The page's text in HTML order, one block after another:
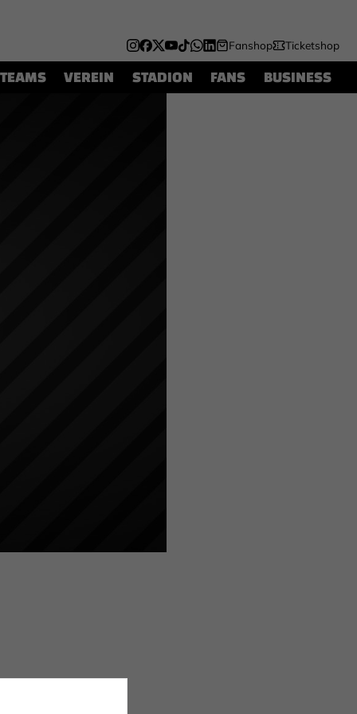
Fanshop Ticketshop
TEAMS VEREIN STADION FANS BUSINESS